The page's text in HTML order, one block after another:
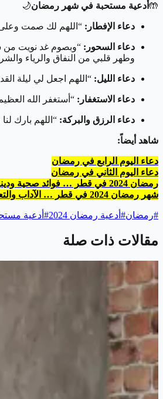
🤲 أدعية مستحبة في شهر رمضان🌙
دعاء الإفطار: “اللهم لك صمت
دعاء السحور: “وبصوم غد نويت من
وطهر قلبي من النفاق والرياء
دعاء الليل: “اللهم اجعل لي ليلة
دعاء الاستغفار: “أستغفر الله
دعاء الرزق والبركة: “اللهم بارك
شاهد أيضاً:
دعاء اليوم الرابع في رمضان
دعاء اليوم الثاني في رمضان
رمضان 2024 في قطر … فوائد صحية ودينية ونفسية
شهر رمضان 2024 في قطر … الآداب والتعاليم
#رمضان# أدعية رمضان 2024 # أدعية
مقالات ذات صلة